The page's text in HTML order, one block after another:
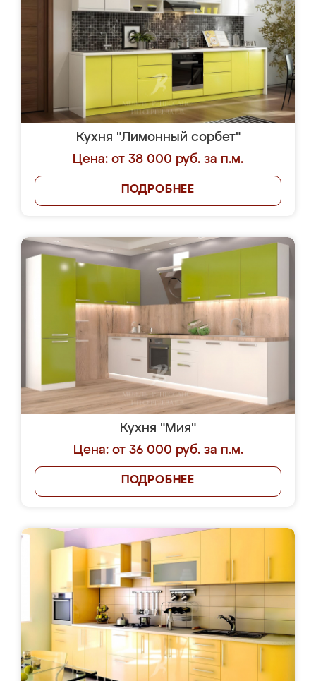
Кухня "Лимонный сорбет"
Цена: от 38 000 руб. за п.м.
ПОДРОБНЕЕ
Кухня "Мия"
Цена: от 36 000 руб. за п.м.
ПОДРОБНЕЕ